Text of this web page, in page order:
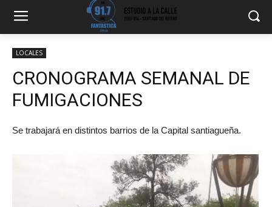
LOCALES
CRONOGRAMA SEMANAL DE
FUMIGACIONES
Se trabajará en distintos barrios de la Capital santiagueña.